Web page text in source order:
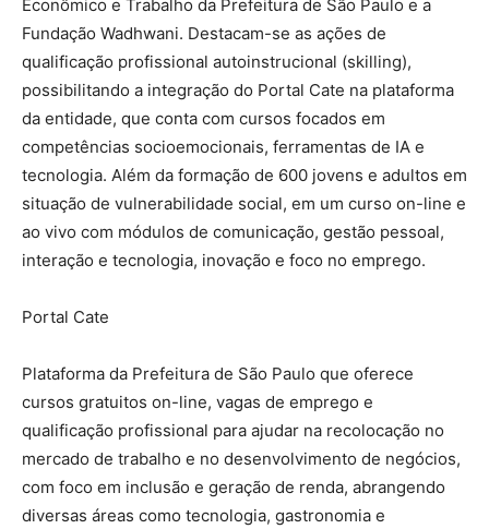
Econômico e Trabalho da Prefeitura de São Paulo e a
Fundação Wadhwani. Destacam-se as ações de
qualificação profissional autoinstrucional (skilling),
possibilitando a integração do Portal Cate na plataforma
da entidade, que conta com cursos focados em
competências socioemocionais, ferramentas de IA e
tecnologia. Além da formação de 600 jovens e adultos em
situação de vulnerabilidade social, em um curso on-line e
ao vivo com módulos de comunicação, gestão pessoal,
interação e tecnologia, inovação e foco no emprego.
Portal Cate
Plataforma da Prefeitura de São Paulo que oferece
cursos gratuitos on-line, vagas de emprego e
qualificação profissional para ajudar na recolocação no
mercado de trabalho e no desenvolvimento de negócios,
com foco em inclusão e geração de renda, abrangendo
diversas áreas como tecnologia, gastronomia e